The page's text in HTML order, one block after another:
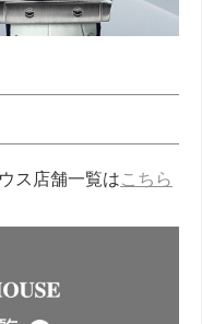
ス店舗一覧はこちら